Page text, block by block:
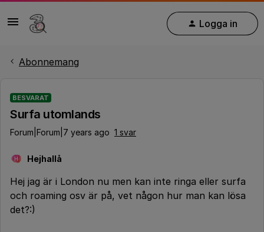
Logga in
Abonnemang
BESVARAT
Surfa utomlands
Forum|Forum|7 years ago 1 svar
H Hejhallå
Hej jag är i London nu men kan inte ringa eller surfa
och roaming osv är på, vet någon hur man kan lösa
det?:)